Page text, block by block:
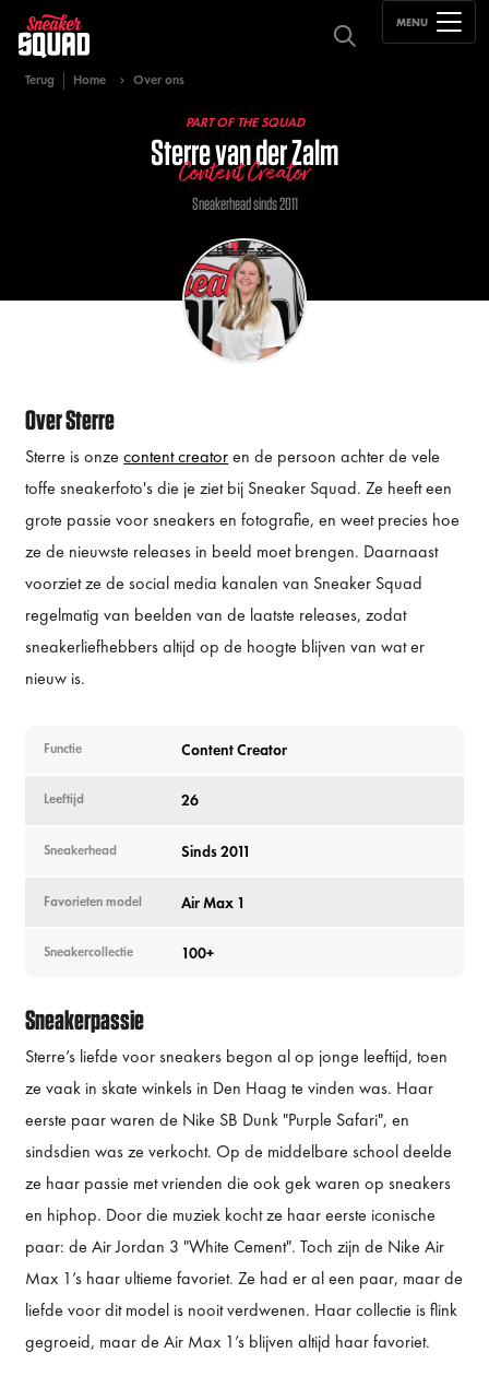
MENU
Terug Home Over ons
PART OF THE SQUAD
Sterre van der Zalm
Content Creator
Sneakerhead sinds 2011
Over Sterre
Sterre is onzecontent creatoren de persoon achter de vele
toffe sneakerfoto's die je ziet bij Sneaker Squad. Ze heeft een
grote passie voor sneakers en fotografie, en weet precies hoe
ze de nieuwste releases in beeld moet brengen. Daarnaast
voorziet ze de social media kanalen van Sneaker Squad
regelmatig van beelden van de laatste releases, zodat
sneakerliefhebbers altijd op de hoogte blijven van wat er
nieuw is.
Functie Content Creator
Leeftijd 26
Sneakerhead Sinds 2011
Favorieten model Air Max 1
Sneakercollectie 100+
Sneakerpassie
Sterre’s liefde voor sneakers begon al op jonge leeftijd, toen
ze vaak in skate winkels in Den Haag te vinden was. Haar
eerste paar waren de Nike SB Dunk "Purple Safari", en
sindsdien was ze verkocht. Op de middelbare school deelde
ze haar passie met vrienden die ook gek waren op sneakers
en hiphop. Door die muziek kocht ze haar eerste iconische
paar: de Air Jordan 3 "White Cement". Toch zijn de Nike Air
Max 1’s haar ultieme favoriet. Ze had er al een paar, maar de
liefde voor dit model is nooit verdwenen. Haar collectie is flink
gegroeid, maar de Air Max 1’s blijven altijd haar favoriet.